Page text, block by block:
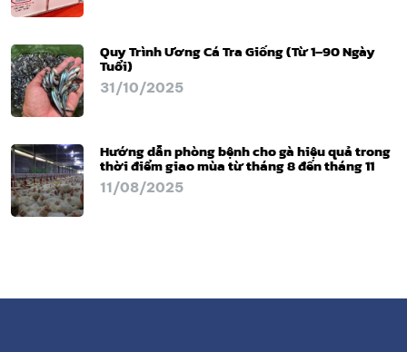
Quy Trình Ương Cá Tra Giống (Từ 1–90 Ngày
Tuổi)
31/10/2025
Hướng dẫn phòng bệnh cho gà hiệu quả trong
thời điểm giao mùa từ tháng 8 đến tháng 11
11/08/2025